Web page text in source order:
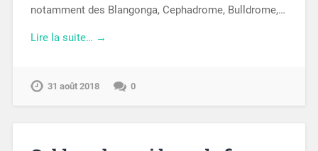
notamment des Blangonga, Cephadrome, Bulldrome,…
Lire la suite… →
31 août 2018 0